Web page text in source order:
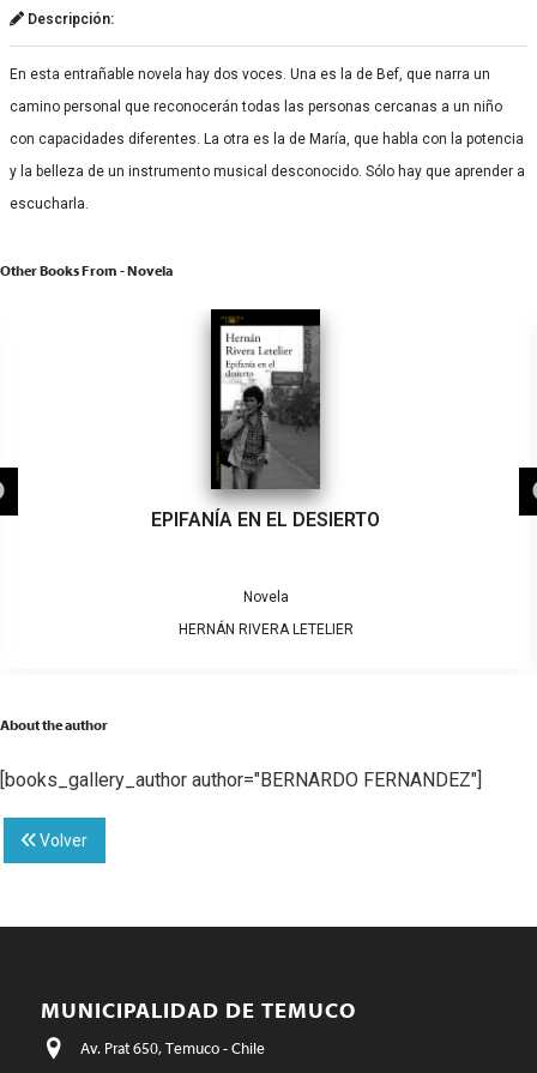
Descripción:
En esta entrañable novela hay dos voces. Una es la de Bef, que narra un
camino personal que reconocerán todas las personas cercanas a un niño
con capacidades diferentes. La otra es la de María, que habla con la potencia
y la belleza de un instrumento musical desconocido. Sólo hay que aprender a
escucharla.
Other Books From - Novela
EPIFANÍA EN EL DESIERTO
Novela
HERNÁN RIVERA LETELIER
About the author
[books_gallery_author author="BERNARDO FERNANDEZ"]
Volver
MUNICIPALIDAD DE TEMUCO
Av. Prat 650, Temuco - Chile